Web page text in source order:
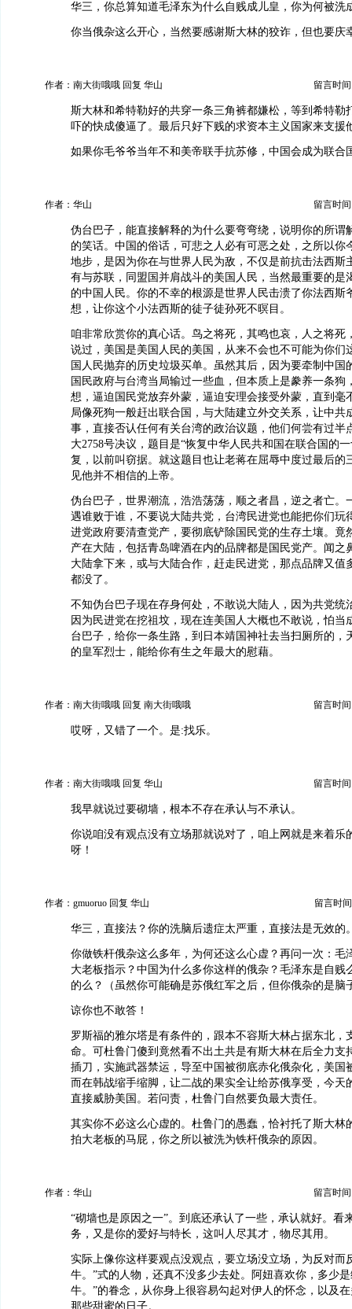
华三，你总算知道毛泽东为什么自贱成儿皇，你为何被洗
你当俄杂这么开心，当然要感谢斯大林的狡诈，但也要庆
作者：南大街哦哦 回复 华山 留言时间
斯大林和希特勒好的共穿一条三角裤都嫌松，等到希特勒
吓的快成傻逼了。最后只好下贱的求资本主义国家来支援
如果你毛爷爷当年不和美帝联手抗苏修，中国会成为联合
作者：华山 留言时间
伪台巴子，能直接解释的为什么要弯弯绕，说明你的所谓
的笑话。中国的俗话，可悲之人必有可恶之处，之所以你
地步，是因为你在与世界人民为敌，不仅是前抗击法西斯
有与苏联，同盟国并肩战斗的美国人民，当然最重要的是
的中国人民。你的不幸的根源是世界人民击溃了你法西斯
想，让你这个小法西斯的徒子徒孙死不暝目。
咱非常欣赏你的真心话。鸟之将死，其鸣也哀，人之将死
说过，美国是美国人民的美国，从来不会也不可能为你们
国人民抛弃的历史垃圾买单。虽然其后，因为要牵制中国
国民政府与台湾当局输过一些血，但本质上是豢养一条狗
想，逼迫国民党放弃外蒙，逼迫安理会接受外蒙，直到毫
局像死狗一般赶出联合国，与大陆建立外交关系，让中共
事，直接否认任何有关台湾的政治议题，他们何尝有过半
大2758号决议，题目是“恢复中华人民共和国在联合国的
复，以前叫窃据。就这题目也让老蒋在屈辱中度过最后的
见他并不相信的上帝。
伪台巴子，世界潮流，浩浩荡荡，顺之者昌，逆之者亡。
遇谁败于谁，不要说大陆共党，台湾民进党也能把你们玩
进党政府要清查党产，要彻底铲除国民党的生存土壤。竟
产在大陆，包括青岛啤酒在内的品牌都是国民党产。闻之
大陆拿下来，或与大陆合作，赶走民进党，那点品牌又值
都没了。
不知伪台巴子现在存身何处，不敢说大陆人，因为共党统
因为民进党在挖祖坟，现在连美国人大概也不敢说，怕当
台巴子，给你一条生路，到日本靖国神社去当扫厕所的，
的皇军烈士，能给你有生之年最大的慰藉。
作者：南大街哦哦 回复 南大街哦哦 留言时间
哎呀，又错了一个。是:找乐。
作者：南大街哦哦 回复 华山 留言时间
我早就说过要砌墙，根本不存在承认与不承认。
你说咱没有观点没有立场那就说对了，咱上网就是来着乐
呀！
作者：gmuoruo 回复 华山 留言时
华三，直接法？你的洗脑后遗症太严重，直接法是无效的
你做铁杆俄杂这么多年，为何还这么心虚？再问一次：毛
大老板指示？中国为什么多你这样的俄杂？毛泽东是自贱
的么？（虽然你可能确是苏俄红军之后，但你俄杂的是脑
谅你也不敢答！
罗斯福的雅尔塔是有条件的，跟本不容斯大林占据东北，
命。可杜鲁门傻到竟然看不出土共是有斯大林在后全力支
插刀，实施武器禁运，导至中国被彻底赤化俄杂化，美国
而在韩战缩手缩脚，让二战的果实全让给苏俄享受，今天
直接威胁美国。若问责，杜鲁门自然要负最大责任。
其实你不必这么心虚的。杜鲁门的愚蠢，恰衬托了斯大林
拍大老板的马屁，你之所以被洗为铁杆俄杂的原因。
作者：华山 留言时间
“砌墙也是原因之一”。到底还承认了一些，承认就好。看
务，又是你的爱好与特长，这叫人尽其才，物尽其用。
实际上像你这样要观点没观点，要立场没立场，为反对而
牛。”式的人物，还真不没多少去处。阿妞喜欢你，多少
牛。”的眷念，从你身上很容易勾起对伊人的怀念，以及
那些甜蜜的日子。